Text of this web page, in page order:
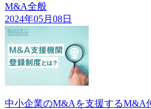
M&A全般
2024年05月08日
中小企業のM&Aを支援するM&A